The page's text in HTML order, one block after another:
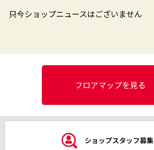
只今ショップニュースはございません
フロアマップを見る
ショップスタッフ募集